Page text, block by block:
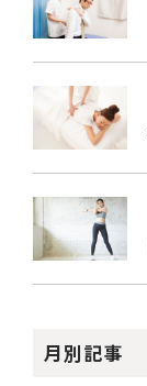
月別記事